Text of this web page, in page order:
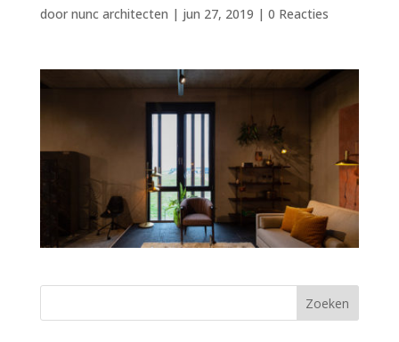
door nunc architecten | jun 27, 2019 | 0 Reacties